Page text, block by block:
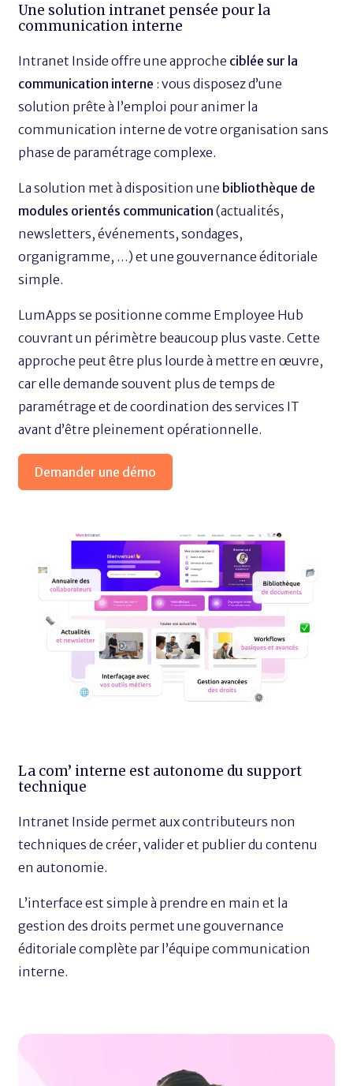
Une solution intranet pensée pour la
communication interne
Intranet Inside offre une approche ciblée sur la
communication interne : vous disposez d’une
solution prête à l’emploi pour animer la
communication interne de votre organisation sans
phase de paramétrage complexe.
La solution met à disposition une bibliothèque de
modules orientés communication (actualités,
newsletters, événements, sondages,
organigramme, …) et une gouvernance éditoriale
simple.
LumApps se positionne comme Employee Hub
couvrant un périmètre beaucoup plus vaste. Cette
approche peut être plus lourde à mettre en œuvre,
car elle demande souvent plus de temps de
paramétrage et de coordination des services IT
avant d’être pleinement opérationnelle.
Demander une démo
La com’ interne est autonome du support
technique
Intranet Inside permet aux contributeurs non
techniques de créer, valider et publier du contenu
en autonomie.
L’interface est simple à prendre en main et la
gestion des droits permet une gouvernance
éditoriale complète par l’équipe communication
interne.